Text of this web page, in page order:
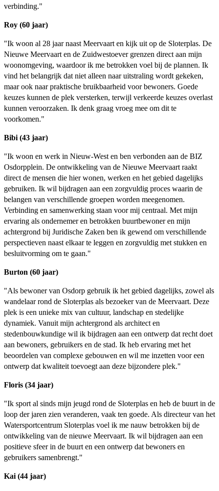
verbinding."
Roy (60 jaar)
"Ik woon al 28 jaar naast Meervaart en kijk uit op de Sloterplas. De
Nieuwe Meervaart en de Zuidwestoever grenzen direct aan mijn
woonomgeving, waardoor ik me betrokken voel bij de plannen. Ik
vind het belangrijk dat niet alleen naar uitstraling wordt gekeken,
maar ook naar praktische bruikbaarheid voor bewoners. Goede
keuzes kunnen de plek versterken, terwijl verkeerde keuzes overlast
kunnen veroorzaken. Ik denk graag vroeg mee om dit te
voorkomen."
Bibi (43 jaar)
"Ik woon en werk in Nieuw-West en ben verbonden aan de BIZ
Osdorpplein. De ontwikkeling van de Nieuwe Meervaart raakt
direct de mensen die hier wonen, werken en het gebied dagelijks
gebruiken. Ik wil bijdragen aan een zorgvuldig proces waarin de
belangen van verschillende groepen worden meegenomen.
Verbinding en samenwerking staan voor mij centraal. Met mijn
ervaring als ondernemer en betrokken buurtbewoner en mijn
achtergrond bij Juridische Zaken ben ik gewend om verschillende
perspectieven naast elkaar te leggen en zorgvuldig met stukken en
besluitvorming om te gaan."
Burton (60 jaar)
"Als bewoner van Osdorp gebruik ik het gebied dagelijks, zowel als
wandelaar rond de Sloterplas als bezoeker van de Meervaart. Deze
plek is een unieke mix van cultuur, landschap en stedelijke
dynamiek. Vanuit mijn achtergrond als architect en
stedenbouwkundige wil ik bijdragen aan een ontwerp dat recht doet
aan bewoners, gebruikers en de stad. Ik heb ervaring met het
beoordelen van complexe gebouwen en wil me inzetten voor een
ontwerp dat kwaliteit toevoegt aan deze bijzondere plek."
Floris (34 jaar)
"Ik sport al sinds mijn jeugd rond de Sloterplas en heb de buurt in de
loop der jaren zien veranderen, vaak ten goede. Als directeur van het
Watersportcentrum Sloterplas voel ik me nauw betrokken bij de
ontwikkeling van de nieuwe Meervaart. Ik wil bijdragen aan een
positieve sfeer in de buurt en een ontwerp dat bewoners en
gebruikers samenbrengt."
Kai (44 jaar)